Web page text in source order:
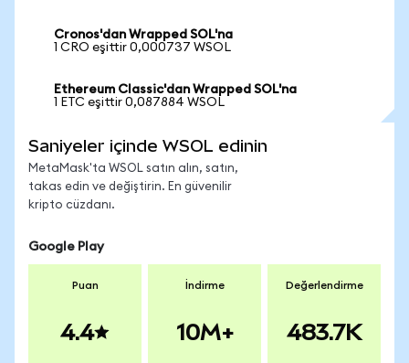
Cronos'dan Wrapped SOL'na
1 CRO eşittir 0,000737 WSOL
Ethereum Classic'dan Wrapped SOL'na
1 ETC eşittir 0,087884 WSOL
Saniyeler içinde WSOL edinin
MetaMask'ta WSOL satın alın, satın,
takas edin ve değiştirin. En güvenilir
kripto cüzdanı.
Google Play
Puan
4.4
İndirme
10M+
Değerlendirme
483.7K